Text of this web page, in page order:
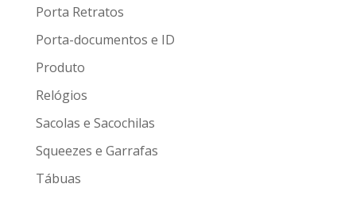
Porta Retratos
Porta-documentos e ID
Produto
Relógios
Sacolas e Sacochilas
Squeezes e Garrafas
Tábuas